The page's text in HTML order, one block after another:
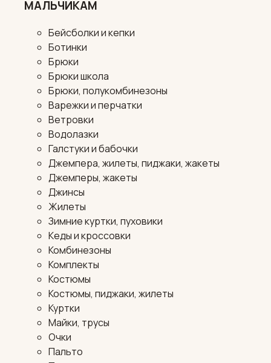
МАЛЬЧИКАМ
Бейсболки и кепки
Ботинки
Брюки
Брюки школа
Брюки, полукомбинезоны
Варежки и перчатки
Ветровки
Водолазки
Галстуки и бабочки
Джемпера, жилеты, пиджаки, жакеты
Джемперы, жакеты
Джинсы
Жилеты
Зимние куртки, пуховики
Кеды и кроссовки
Комбинезоны
Комплекты
Костюмы
Костюмы, пиджаки, жилеты
Куртки
Майки, трусы
Очки
Пальто